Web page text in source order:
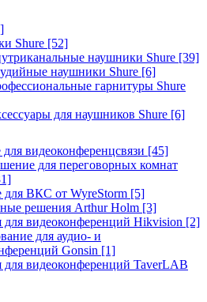
Shure [52]
наушники Shure [39]
наушники Shure [6]
гарнитуры Shure
для наушников Shure [6]
видеоконференцсвязи [45]
для переговорных комнат
для ВКС от WyreStorm [5]
решения Arthur Holm [3]
для видеоконференций Hikvision [2]
для аудио- и
Gonsin [1]
для видеоконференций TaverLAB